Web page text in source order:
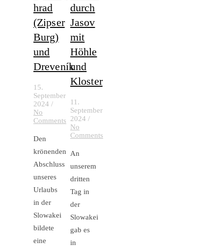
hrad
(Zipser
Burg)
und
Dreveník
15.
September
2024 /
No
Comments
Den
krönenden
Abschluss
unseres
Urlaubs
in der
Slowakei
bildete
eine
durch
Jasov
mit
Höhle
und
Kloster
11.
September
2024 /
No
Comments
An
unserem
dritten
Tag in
der
Slowakei
gab es
in